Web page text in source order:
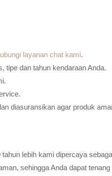
layanan chat kami.
tipe dan tahun kendaraan Anda.
diasuransikan agar produk
lebih kami dipercaya
sehingga Anda dapat